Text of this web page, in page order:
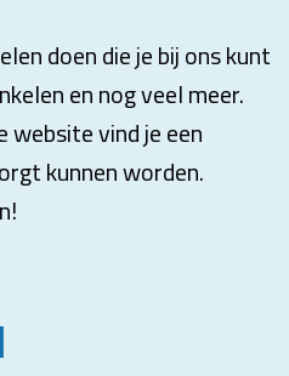
doen die je bij ons kunt
en nog veel meer.
vind je een
kunnen worden.